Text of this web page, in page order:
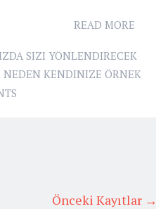
READ MORE
SIZI YÖNLENDIRECEK
KENDINIZE ÖRNEK
Önceki Kayıtlar →